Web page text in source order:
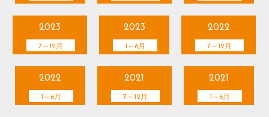
2023
7～12月
2023
1～6月
2022
7～12月
2022
1～6月
2021
7～12月
2021
1～6月